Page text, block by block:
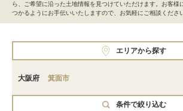
ら、ご希望に沿った土地情報を見つけていただけます。お客様
つかるようにお手伝いいたしますので、お気軽にご相談くださ
エリアから探す
大阪府 箕面市
条件で絞り込む